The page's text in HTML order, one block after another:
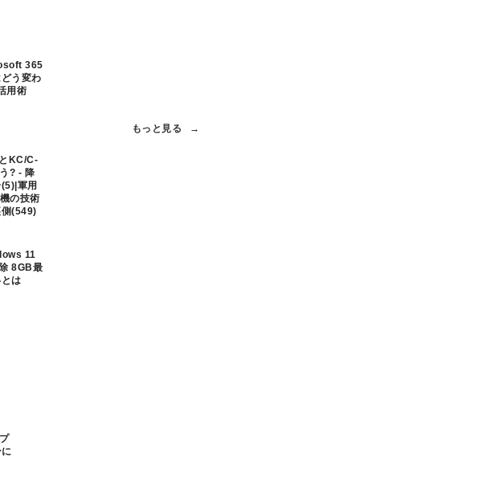
365
う変わ
用術
KC/C-
? - 降
軍用
の技術
側(549)
11
8GB最
は
もっと見る